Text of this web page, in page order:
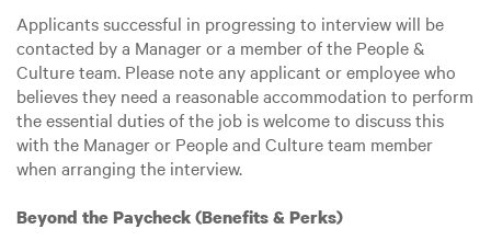
Applicants successful in progressing to interview will be
contacted by a Manager or a member of the People &
Culture team. Please note any applicant or employee who
believes they need a reasonable accommodation to perform
the essential duties of the job is welcome to discuss this
with the Manager or People and Culture team member
when arranging the interview.
Beyond the Paycheck (Benefits & Perks)